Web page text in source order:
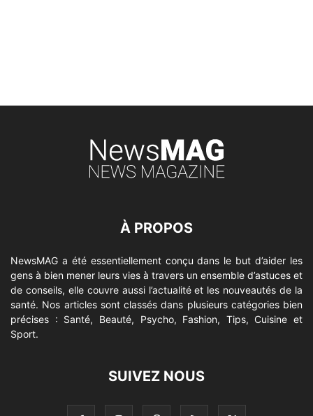
À PROPOS
NewsMAG a été essentiellement conçu dans le but d’aider les
gens à bien mener leurs vies à travers un ensemble d’astuces et
de conseils, elle couvre aussi l’actualité et les nouveautés de la
santé. Nos articles sont classés dans plusieurs catégories bien
précises : Santé, Beauté, Psycho, Fashion, Tips, Cuisine et
Sport.
SUIVEZ NOUS